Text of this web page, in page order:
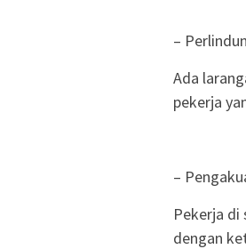
–
Ada
pekerja
–
Pekerja
dengan